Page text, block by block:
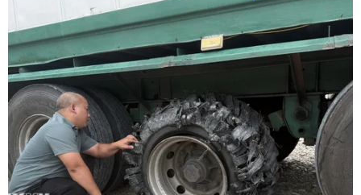
Tang vật vụ án. (Ảnh: Tạ Toàn/TTXVN)
Chiều 29/11, Ủy ban Nhân dân tỉnh Phú Thọ đã